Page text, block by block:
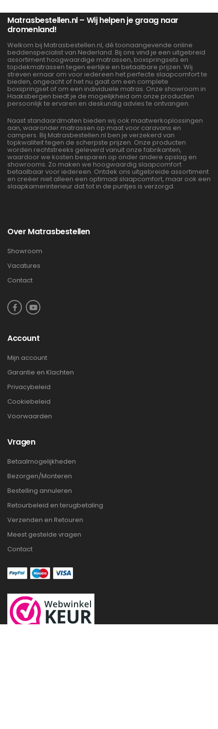
Matrasbestellen.nl – Wij helpen je graag naar
dromenland!
Welkom bij Matrasbestellen.nl, dé toonaangevende online
beddenspecialist van Nederland. Bij ons vind je een uitgebreid
assortiment hoogwaardige matrassen, boxspringsets en
topdekmatrassen tegen eerlijke en betaalbare prijzen. Wij
streven ernaar om voor iedereen het perfecte slaapcomfort te
bieden, ongeacht of het nu gaat om een complete
boxspringset of om een individuele matras. Onze showroom in
Haaksbergen biedt je de mogelijkheid om onze producten
persoonlijk te ervaren en deskundig advies te ontvangen.
Naast standaardmaten bieden wij ook maatwerkoplossingen
aan, waaronder matrassen op maat voor caravans en
campers. Bij Matrasbestellen.nl ben je verzekerd van
topkwaliteit tegen de scherpste prijzen. Onze producten
worden rechtstreeks geleverd vanuit onze fabrikanten,
waardoor we kosten besparen op onder andere opslag en
showrooms. Zo maken we hoogwaardig slaapcomfort
betaalbaar voor iedereen. Ontdek ons uitgebreide assortiment
en creëer niet alleen een optimaal slaapcomfort, maar ook een
slaapkamerinterieur dat tot in de puntjes is verzorgd.
Over Matrasbestellen
Showroom
Vacatures
Contact
Account
Mijn account
Garantie en Klachten
Privacybeleid
Cookiebeleid
Voorwaarden
Vragen
Betaalmogelijkheden
Bezorgen/Monteren
Bestelling annuleren
Retourbeleid en terugbetaling
Verzenden en Retouren
Meest gestelde vragen
Contact